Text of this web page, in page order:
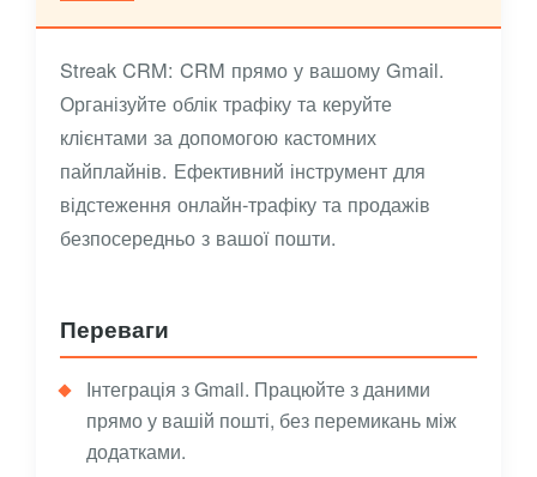
Streak CRM: CRM прямо у вашому Gmail.
Організуйте облік трафіку та керуйте
клієнтами за допомогою кастомних
пайплайнів. Ефективний інструмент для
відстеження онлайн-трафіку та продажів
безпосередньо з вашої пошти.
Переваги
Інтеграція з Gmail. Працюйте з даними
прямо у вашій пошті, без перемикань між
додатками.